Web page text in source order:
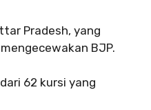
Pradesh, yang
BJP.
62 kursi yang